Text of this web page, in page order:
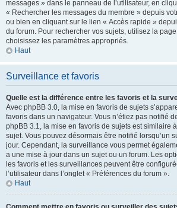
messages » dans le panneau de l’utilisateur, en
« Rechercher les messages du membre » depuis
ou bien en cliquant sur le lien « Accès rapide »
du forum. Pour rechercher vos sujets, utilisez la
choisissez les paramètres appropriés.
Haut
Surveillance et favoris
Quelle est la différence entre les favoris et la
Avec phpBB 3.0, la mise en favoris de sujets
favoris dans un navigateur. Vous n’étiez pas notifié
phpBB 3.1, la mise en favoris de sujets est similaire
sujet. Vous pouvez désormais être notifié lorsqu’un
jour. Cependant, la surveillance vous permet
a une mise à jour dans un sujet ou un forum. Les
les favoris et les surveillances peuvent être
l’utilisateur dans l’onglet « Préférences du forum ».
Haut